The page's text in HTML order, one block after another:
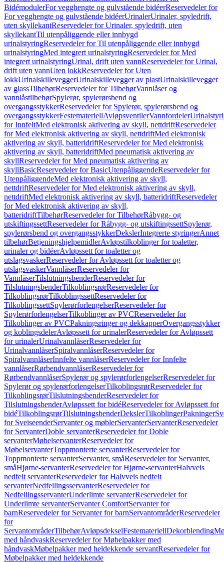
BidémodulerFor vegghengte og gulvstående bidéerReservedeler for
For vegghengte og gulvstående bidéerUrinalerUrinaler, spyledrift,
uten skyllekantReservedeler for Urinaler, spyledrift, uten
skyllekantTil utenpåliggende eller innbygd
urinalstyringReservedeler for Til utenpåliggende eller innbygd
urinalstyringMed integrert urinalstyringReservedeler for Med
integrert urinalstyringUrinal, drift uten vannReservedeler for Urinal,
drift uten vannUten lokkReservedeler for Uten
lokkUrinalskilleveggerUrinalskillevegger av plastUrinalskillevegger
av glassTilbehørReservedeler for TilbehørVannlåser og
vannlåstilbehørSpylerør, spylerørsbend og
overgangsstykkerReservedeler for Spylerør, spylerørsbend og
overgangsstykkerFestemateriellAvløpsventilerVannfordeler
for InnfeltMed elektronisk aktivering av skyll, nettdriftReservedeler
for Med elektronisk aktivering av skyll, nettdriftMed elektronisk
aktivering av skyll, batteridriftReservedeler for Med elektronisk
aktivering av skyll, batteridriftMed pneumatisk aktivering av
skyllReservedeler for Med pneumatisk aktivering av
skyllBasicReservedeler for BasicUtenpåliggendeReservedeler for
UtenpåliggendeMed elektronisk aktivering av skyll,
nettdriftReservedeler for Med elektronisk aktivering av skyll,
nettdriftMed elektronisk aktivering av skyll, batteridriftReservedeler
for Med elektronisk aktivering av skyll,
batteridriftTilbehørReservedeler for TilbehørRåbygg- og
utskiftingssettReservedeler for Råbygg- og utskiftingssettSpylerør,
spylerørsbend og overgangsstykkerDekslerIntegrerte styringerAnnet
tilbehørBetjeningshjelpemidlerAvløpstilkoblinger for toaletter,
urinaler og bidéerAvløpssett for toaletter og
utslagsvaskerReservedeler for Avløpssett for toaletter og
utslagsvaskerVannlåserReservedeler for
VannlåserTilslutningsbenderReservedeler for
TilslutningsbenderTilkoblingsrørReservedeler for
TilkoblingsrørTilkoblingssettReservedeler for
TilkoblingssettSpylerørforlengelserReservedeler for
SpylerørforlengelserTilkoblinger av PVCReservedeler for
Tilkoblinger av PVCPakningsringer og dekkapperOvergangsstykker
og koblingsdelerAvløpssett for urinalerReservedeler for Avløpssett
for urinalerUrinalvannlåserReservedeler for
UrinalvannlåserSpiralvannlåserReservedeler for
SpiralvannlåserInnfelte vannlåserReservedeler for Innfelte
vannlåserRørbendvannlåserReservedeler for
RørbendvannlåserSpylerør og spylerørforlengelserReservedeler for
Spylerør og spylerørforlengelserTilkoblingsrørReservedeler for
TilkoblingsrørTilslutningsbenderReservedeler for
TilslutningsbenderAvløpssett for bidéReservedeler for Avløpssett for
bidéTilkoblingsrørTilslutningsbenderDekslerTilkoblingerPakninger
for SveiseenderServanter og møblerServanterServanterReservedeler
for ServanterDoble servanterReservedeler for Doble
servanterMøbelservanterReservedeler for
MøbelservanterToppmonterte servanterReservedeler for
Toppmonterte servanterServanter, småReservedeler for Servanter,
småHjørne-servanterReservedeler for Hjørne-servanterHalvveis
nedfelt servanterReservedeler for Halvveis nedfelt
servanterNedfellingsservanterReservedeler for
NedfellingsservanterUnderlimte servanterReservedeler for
Underlimte servanterServanter ComfortServanter for
barnReservedeler for Servanter for barnServantområderReservedeler
for
ServantområderTilbehørAvløpsdekselFestemateriellDekorblending
med håndvaskReservedeler for Møbelpakker med
håndvaskMøbelpakker med heldekkende servantReservedeler for
Møbelpakker med heldekkende